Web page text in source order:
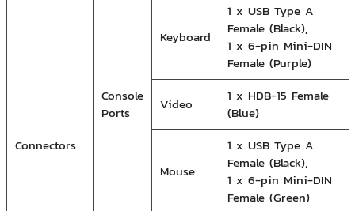
Connectors
Console
Ports
Keyboard
1 x USB Type A
Female (Black),
1 x 6-pin Mini-DIN
Female (Purple)
Video
1 x HDB-15 Female
(Blue)
Mouse
1 x USB Type A
Female (Black),
1 x 6-pin Mini-DIN
Female (Green)